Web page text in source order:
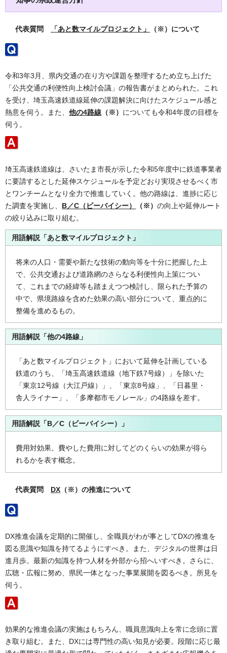
代表質問 「あと数マイルプロジェクト」 （※）について
令和3年3月、県内交通の在り方や課題を整理するため立ち上げた
「公共交通の利便性向上検討会議」の報告書がまとめられた。これ
を受け、埼玉高速鉄道線延伸の課題解決に向けたスケジュール感と
熱意を伺う。また、 他の4路線 （※） についても令和4年度の目標を
伺う。
埼玉高速鉄道線は、さいたま市長が示した令和5年度中に鉄道事業者
に要請するとした延伸スケジュールを予定どおり実現させるべく市
とワンチームとなり全力で推進していく。他の路線は、進捗に応じ
た調査を実施し、 B／C（ビーバイシー） （※） の向上や延伸ルート
の絞り込みに取り組む。
用語解説「あと数マイルプロジェクト」
将来の人口・需要や新たな技術の動向等を十分に把握した上
で、公共交通および道路網のさらなる利便性向上策につい
て、これまでの経緯等も踏まえつつ検討し、限られた予算の
中で、県境路線を含めた効果の高い部分について、重点的に
整備を進めるもの。
用語解説「他の4路線 」
「あと数マイルプロジェクト」において延伸を計画している
鉄道のうち、「埼玉高速鉄道線（地下鉄7号線）」を除いた
「東京12号線（大江戸線）」、「東京8号線」、「日暮里・
舎人ライナー」、「多摩都市モノレール」の4路線を差す。
用語解説「B／C（ビーバイシー） 」
費用対効果。費やした費用に対してどのくらいの効果が得ら
れるかを表す概念。
代表質問 DX （※） の推進について
DX推進会議を定期的に開催し、全職員がわが事としてDXの推進を
図る意識や知識を持てるようにすべき。また、デジタルの世界は日
進月歩。最新の知識を持つ人材を外部から招へいすべき。さらに、
広聴・広報に努め、県民一体となった事業展開を図るべき。所見を
伺う。
効果的な推進会議の実施はもちろん、職員意識向上を常に念頭に置
き取り組む。また、DXには専門性の高い知見が必要。段階に応じ最